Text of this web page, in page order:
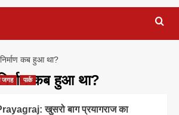
कब हुआ था?
कब हुआ था?
जगह पार्क
खुसरो बाग प्रयागराज का